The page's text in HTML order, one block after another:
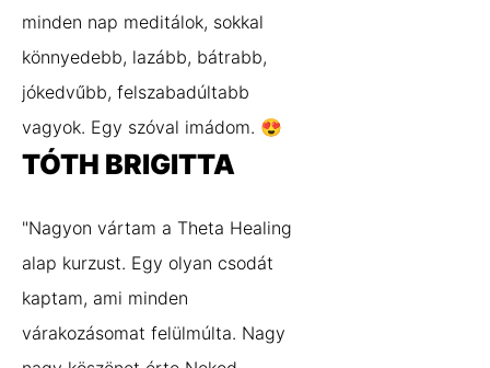
minden nap meditálok, sokkal
könnyedebb, lazább, bátrabb,
jókedvűbb, felszabadúltabb
vagyok. Egy szóval imádom. 😍
TÓTH BRIGITTA
"Nagyon vártam a Theta Healing
alap kurzust. Egy olyan csodát
kaptam, ami minden
várakozásomat felülmúlta. Nagy